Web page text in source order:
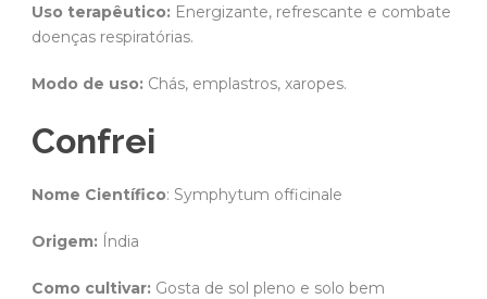
Uso terapêutico: Energizante, refrescante e combate
doenças respiratórias.
Modo de uso: Chás, emplastros, xaropes.
Confrei
Nome Científico: Symphytum officinale
Origem: Índia
Como cultivar: Gosta de sol pleno e solo bem